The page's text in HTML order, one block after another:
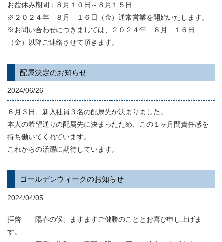
お盆休み期間：８月１０日～８月１５日
※２０２４年 ８月 １６日（金）通常営業を開始いたします。
※お問い合わせにつきましては、２０２４年 ８月 １６日
（金）以降ご連絡させて頂きます。
配属決定のお知らせ
2024/06/26
６月３日、新入社員３名の配属先が決まりました。
本人の希望通りの配属先に決まったため、この１ヶ月間責任感を
持ち働いてくれています。
これからの活躍に期待しています。
ゴールデンウィークのお知らせ
2024/04/05
拝啓 陽春の候、ますますご健勝のこととお喜び申し上げま
す。